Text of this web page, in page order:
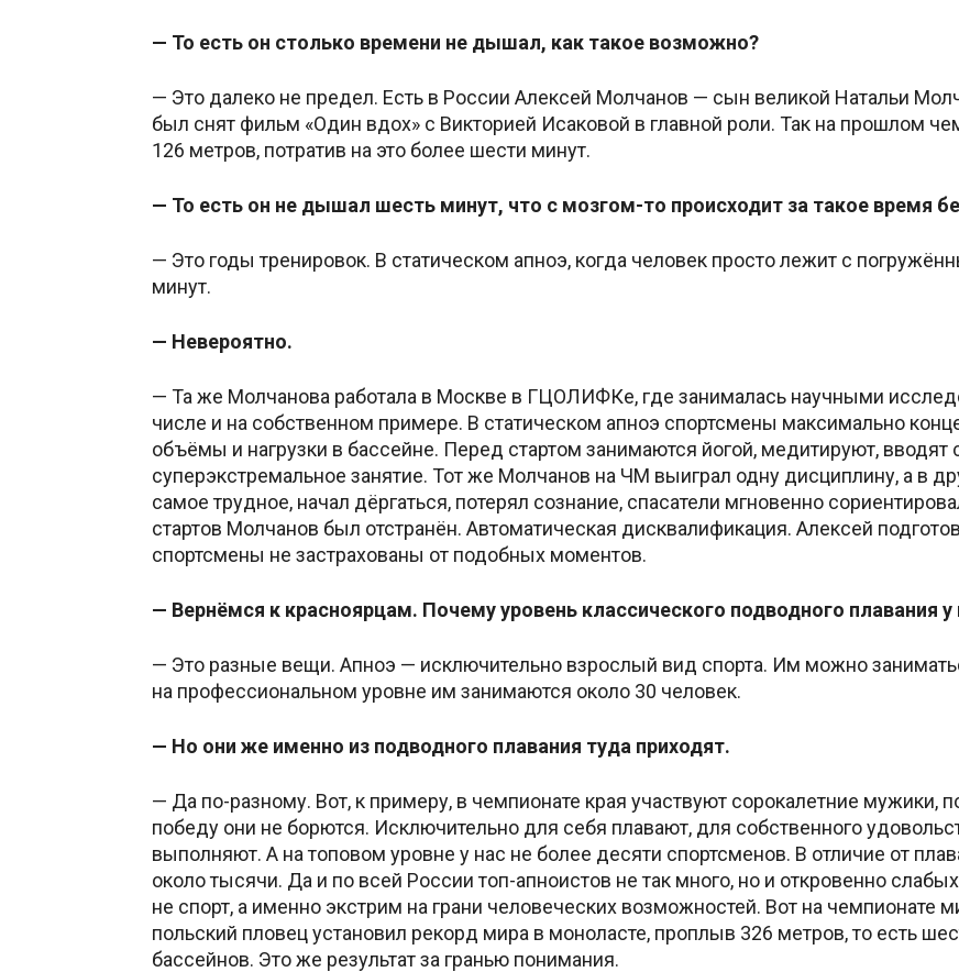
— То есть он столько времени не дышал, как такое возможно?
— Это далеко не предел. Есть в России Алексей Молчанов — сын великой Натальи
был снят фильм «Один вдох» с Викторией Исаковой в главной роли. Так на прошлом
126 метров, потратив на это более шести минут.
— То есть он не дышал шесть минут, что с мозгом-то происходит за такое время
— Это годы тренировок. В статическом апноэ, когда человек просто лежит с
минут.
— Невероятно.
— Та же Молчанова работала в Москве в ГЦОЛИФКе, где занималась научными
числе и на собственном примере. В статическом апноэ спортсмены максимально
объёмы и нагрузки в бассейне. Перед стартом занимаются йогой, медитируют, вводят
суперэкстремальное занятие. Тот же Молчанов на ЧМ выиграл одну дисциплину, а в
самое трудное, начал дёргаться, потерял сознание, спасатели мгновенно
стартов Молчанов был отстранён. Автоматическая дисквалификация. Алексей
спортсмены не застрахованы от подобных моментов.
— Вернёмся к красноярцам. Почему уровень классического подводного плавания у
— Это разные вещи. Апноэ — исключительно взрослый вид спорта. Им можно
на профессиональном уровне им занимаются около 30 человек.
— Но они же именно из подводного плавания туда приходят.
— Да по-разному. Вот, к примеру, в чемпионате края участвуют сорокалетние мужики,
победу они не борются. Исключительно для себя плавают, для собственного
выполняют. А на топовом уровне у нас не более десяти спортсменов. В отличие от
около тысячи. Да и по всей России топ-апноистов не так много, но и откровенно
не спорт, а именно экстрим на грани человеческих возможностей. Вот на чемпионате
польский пловец установил рекорд мира в моноласте, проплыв 326 метров, то есть
бассейнов. Это же результат за гранью понимания.